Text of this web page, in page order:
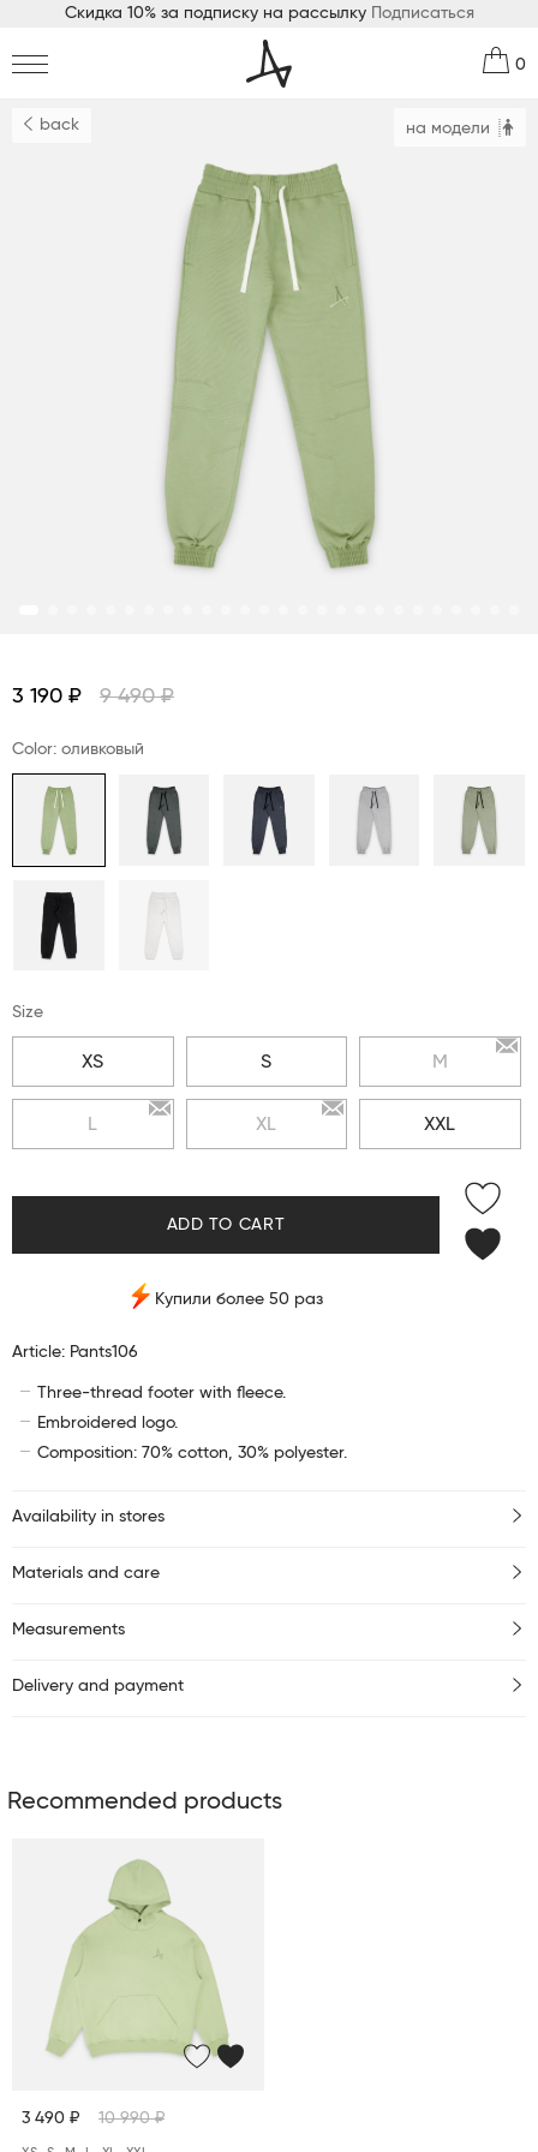
Скидка 10% за подписку на рассылку Подписаться
0
back на модели
3 190 ₽ 9 490 ₽
Color: оливковый
Size
XS S M
L XL XXL
ADD TO CART
Купили более 50 раз
Article: Pants106
Three-thread footer with fleece.
Embroidered logo.
Composition: 70% cotton, 30% polyester.
Availability in stores
Materials and care
Measurements
Delivery and payment
Recommended products
3 490 ₽ 10 990 ₽